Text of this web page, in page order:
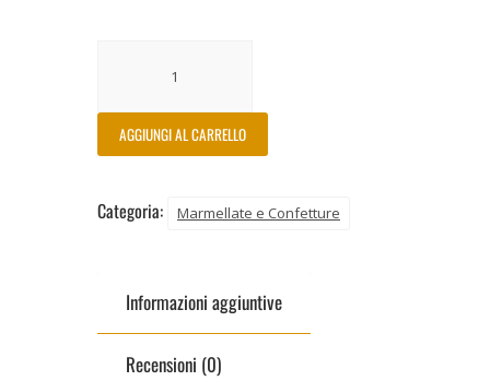
AGGIUNGI AL CARRELLO
Categoria: Marmellate e Confetture
Informazioni aggiuntive
Recensioni (0)